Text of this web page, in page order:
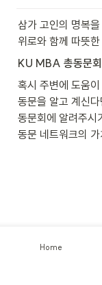
삼가 고인의 명복
위로와 함께 따뜻
KU MBA 총동문
혹시 주변에 도움
동문을 알고 계신
동문회에 알려주시
동문 네트워크의
Home